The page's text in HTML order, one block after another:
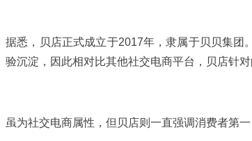
据悉，贝店正式成立于2017年，隶属于贝贝集团
验沉淀，因此相对比其他社交电商平台，贝店针
虽为社交电商属性，但贝店则一直强调消费者第